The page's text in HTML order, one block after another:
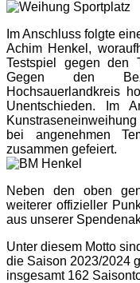
Im Anschluss folgte
Achim Henkel,
Testspiel gegen den
Gegen den
Hochsauerlandkreis
Unentschieden. Im
bei angenehmen
zusammen gefeiert.
Neben den oben
weiterer offizieller
aus unserer
Unter diesem Motto
die Saison 2023/2024
insgesamt 162